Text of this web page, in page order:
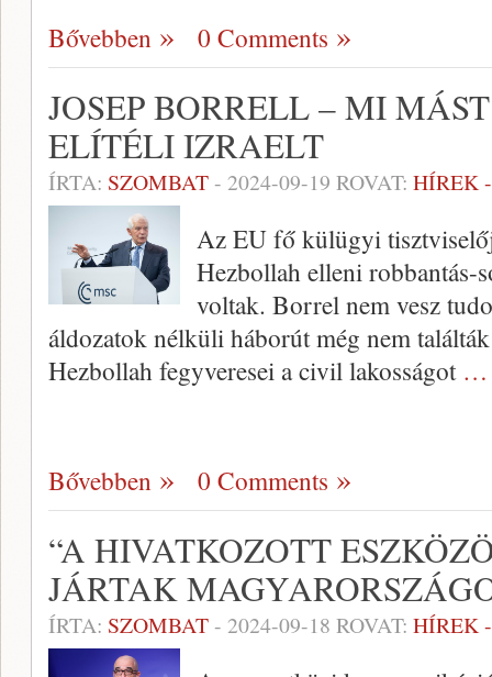
Bővebben 0 Comments
JOSEP BORRELL – MI
ELÍTÉLI IZRAELT
ÍRTA: SZOMBAT- 2024-09-19 ROVAT: HÍREK
Az EU fő külügyi
Hezbollah elleni robbantás-
voltak. Borrel nem vesz
áldozatok nélküli háborút még nem
Hezbollah fegyveresei a civil lakosságot …
Bővebben 0 Comments
“A HIVATKOZOTT
JÁRTAK
ÍRTA: SZOMBAT- 2024-09-18 ROVAT: HÍREK